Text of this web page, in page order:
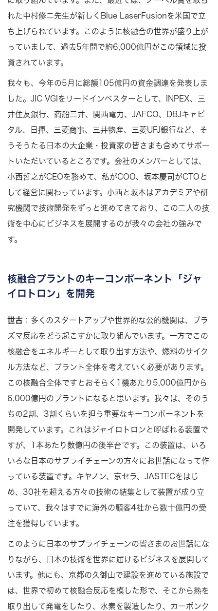
れた中村修二先生が新しくBlue LaserFusionを米国で立
ち上げられています。このように核融合の世界が盛り上が
っていまして、過去5年間で約6,000億円がこの領域に投
資されています。
我々も、今年の5月に総額105億円の資金調達を発表しま
した。JIC VGIをリードインベスターとして、INPEX、三
井住友銀行、商船三井、関西電力、JAFCO、DBJキャピ
タル、日揮、三菱商事、三井物産、三菱UFJ銀行など、そ
うそうたる日本の大企業・投資家の皆さまも含めてサポー
トいただいているところです。会社のメンバーとしては、
小西哲之がCEOを務めて、私がCOO、坂本慶司がCTOと
して経営に関わっています。小西と坂本はアカデミアや研
究機関で技術開発をずっと進めてきており、この二人の技
術を中心にビジネスを展開するのが我々の会社の強みで
す。
核融合プラントのキーコンポーネント「ジャ
イロトロン」を開発
世古 ：多くのスタートアップや世界的な公的機関は、プラ
ズマ反応をどう起こすかに取り組んでいます。一方でこの
核融合をエネルギーとして取り出す方法や、燃料のサイク
ル方法など、プラント全体を考えていく必要があります。
この核融合全体ですとおそらく1機あたり5,000億円から
6,000億円のプラントになると思います。我々は、そのう
ちの2割、3割くらいを担う重要なキーコンポーネントを
開発しています。これはジャイロトロンと呼ばれる装置で
すが、1本あたり数億円の後半台です。この装置は、いろ
いろな日本のサプライチェーンの方々にお世話になって作
っている装置です。キヤノン、京セラ、JASTECをはじ
め、30社を超える方々の技術の結集として装置が成り立
っていて、我々はすでに海外の顧客4社から数十億円の受
注を獲得しています。
このように日本のサプライチェーンの皆さまのお世話にな
りながら、日本の技術を世界に届けるビジネスを展開して
います。他にも、京都の久御山で建設を進めている施設で
は、世界で初めて核融合反応を模した形で、そこから熱を
取り出して発電をしたり、水素を製造したり、カーボンク